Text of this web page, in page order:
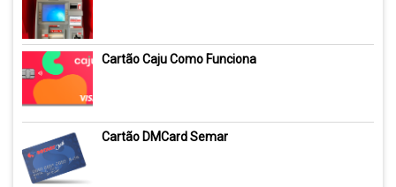
Cartão Caju Como Funciona
Cartão DMCard Semar